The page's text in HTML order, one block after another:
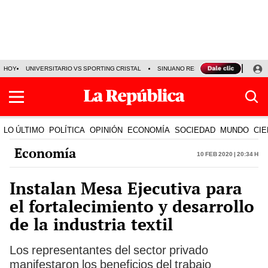
HOY UNIVERSITARIO VS SPORTING CRISTAL SINUANO RESULTADOS HOY
LO ÚLTIMO POLÍTICA OPINIÓN ECONOMÍA SOCIEDAD MUNDO
Economía 10 Feb 2020 | 20:34 h
Instalan Mesa Ejecutiva para
el fortalecimiento y desarrollo
de la industria textil
Los representantes del sector privado
manifestaron los beneficios del trabajo